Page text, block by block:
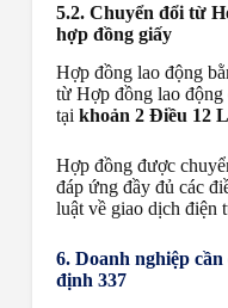
5.2. Chuyển đổi từ
hợp đồng giấy
Hợp đồng lao động
từ Hợp đồng lao
tại khoản 2 Điều 12
Hợp đồng được
đáp ứng đầy đủ các
luật về giao dịch điện
6. Doanh nghiệp
định 337